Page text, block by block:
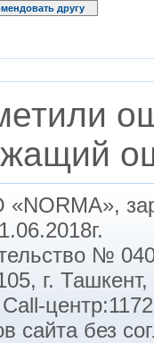
другу
№
г.
сайта без